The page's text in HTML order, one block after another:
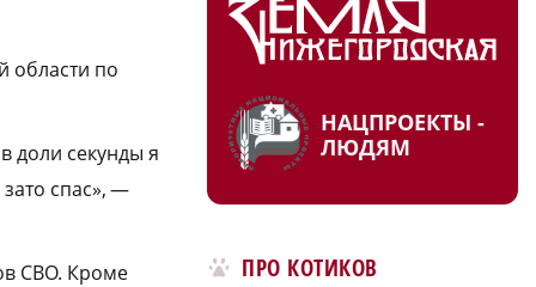
области по
доли секунды я
спас», —
СВО. Кроме
НАЦПРОЕКТЫ -
ЛЮДЯМ
ПРО КОТИКОВ